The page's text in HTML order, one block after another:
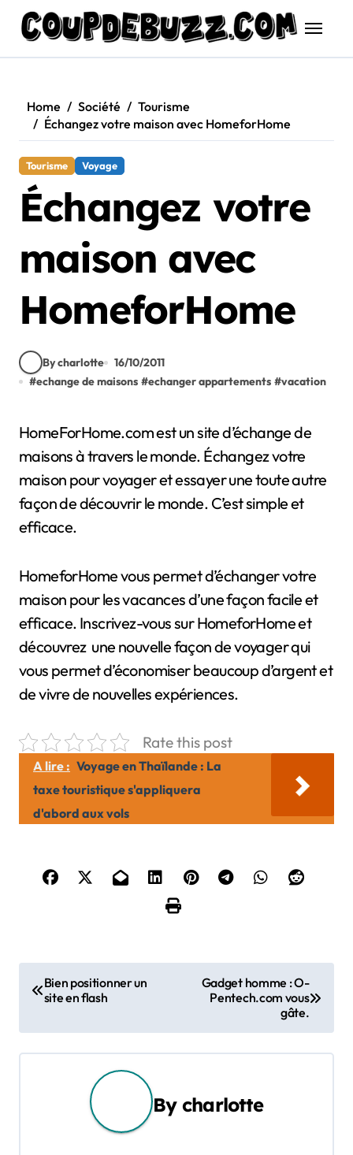
content
Home Société
Tourisme
Échangez votre maison avec HomeforHome
Tourisme Voyage
Échangez votre
maison avec
HomeforHome
By charlotte
16/10/2011
#echange de maisons #echanger appartements #vacation
HomeForHome.com est un site d’échange de
maisons à travers le monde. Échangez votre
maison pour voyager et essayer une toute autre
façon de découvrir le monde. C’est simple et
efficace.
HomeforHome vous permet d’échanger votre
maison pour les vacances d’une façon facile et
efficace. Inscrivez-vous sur HomeforHome et
découvrez une nouvelle façon de voyager qui
vous permet d’économiser beaucoup d’argent et
de vivre de nouvelles expériences.
Rate this post
A lire : Voyage en Thaïlande : La
taxe touristique s'appliquera
d'abord aux vols
N
v
Bien positionner un
site en flash
Gadget homme : O-
Pentech.com vous
gâte.
Bycharlotte